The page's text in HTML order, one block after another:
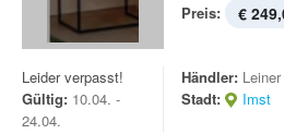
Preis: €
Leider verpasst!
Gültig: 10.04. -
24.04.
Händler: Leiner
Stadt:
Imst